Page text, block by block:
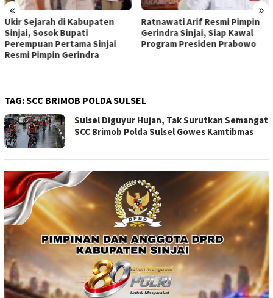
« »
Ukir Sejarah di Kabupaten
Sinjai, Sosok Bupati
Perempuan Pertama Sinjai
Resmi Pimpin Gerindra
Ratnawati Arif Resmi Pimpin
Gerindra Sinjai, Siap Kawal
Program Presiden Prabowo
TAG:SCC BRIMOB POLDA SULSEL
Sulsel Diguyur Hujan, Tak Surutkan Semangat
SCC Brimob Polda Sulsel Gowes Kamtibmas